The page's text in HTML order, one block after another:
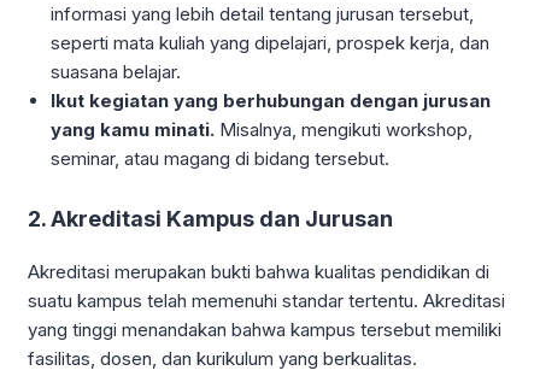
informasi yang lebih detail tentang jurusan tersebut,
seperti mata kuliah yang dipelajari, prospek kerja, dan
suasana belajar.
Ikut kegiatan yang berhubungan dengan jurusan
yang kamu minati. Misalnya, mengikuti workshop,
seminar, atau magang di bidang tersebut.
2. Akreditasi Kampus dan Jurusan
Akreditasi merupakan bukti bahwa kualitas pendidikan di
suatu kampus telah memenuhi standar tertentu. Akreditasi
yang tinggi menandakan bahwa kampus tersebut memiliki
fasilitas, dosen, dan kurikulum yang berkualitas.